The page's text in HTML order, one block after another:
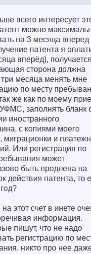
всего интересует
можно
на 3 месяца вперед
патента я
вперёд),
сторона должна
месяца менять мне
по месту
же как по моему
заполнять бланк
иностранного
с копиями моего
миграционки и
Или регистрация по
может
быть продлена на
действия патента, то
этот счет в инете
информация.
пишут, что не надо
регистрацию по
никто про нее